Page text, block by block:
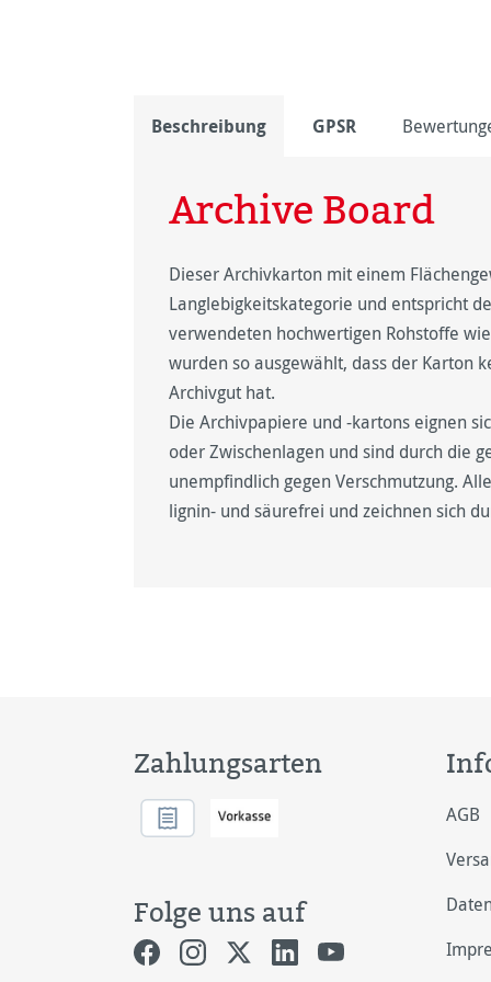
Beschreibung GPSR
Archive Board
Dieser Archivkarton mit einem
Langlebigkeitskategorie und entspricht
verwendeten hochwertigen Rohstoffe
wurden so ausgewählt, dass der Karton
Archivgut hat.
Die Archivpapiere und -kartons eignen
oder Zwischenlagen und sind durch die
unempfindlich gegen Verschmutzung.
lignin- und säurefrei und zeichnen sich
Zahlungsarten
Folge uns auf
AGB